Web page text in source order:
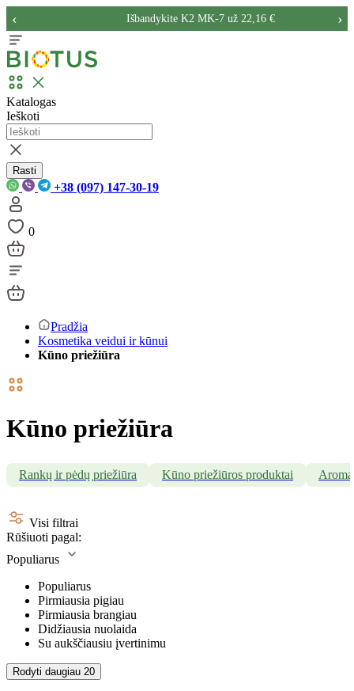
Išbandykite K2 MK-7 už 22,16 €
‹ ›
Katalogas
Ieškoti
Rasti
+38 (097) 147-30-19
0
Pradžia
Kosmetika veidui ir kūnui
Kūno priežiūra
Kūno priežiūra
Rankų ir pėdų priežiūra Kūno priežiūros produktai
Visi filtrai
Rūšiuoti pagal:
Populiarus
Populiarus
Pirmiausia pigiau
Pirmiausia brangiau
Didžiausia nuolaida
Su aukščiausiu įvertinimu
Rodyti daugiau 20